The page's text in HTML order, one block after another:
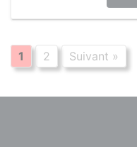
1 2 Suivant »